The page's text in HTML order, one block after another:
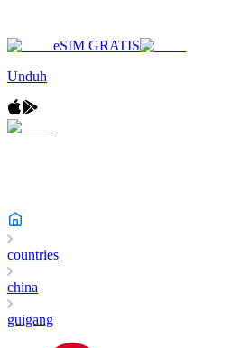
eSIM GRATIS
Unduh
countries
china
guigang